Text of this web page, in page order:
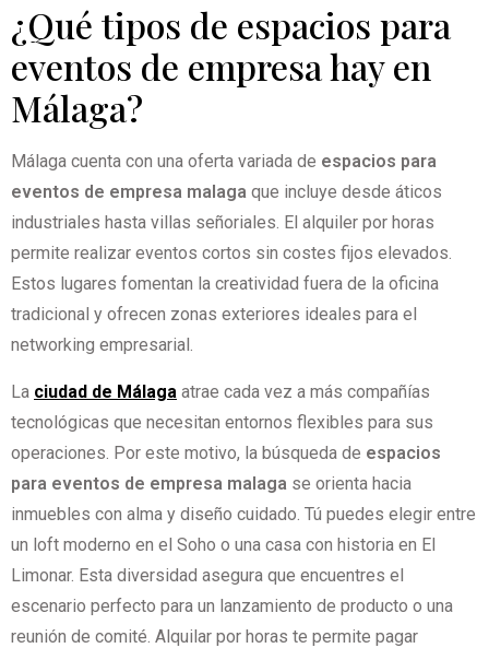
¿Qué tipos de espacios para
eventos de empresa hay en
Málaga?
Málaga cuenta con una oferta variada de espacios para
eventos de empresa malaga que incluye desde áticos
industriales hasta villas señoriales. El alquiler por horas
permite realizar eventos cortos sin costes fijos elevados.
Estos lugares fomentan la creatividad fuera de la oficina
tradicional y ofrecen zonas exteriores ideales para el
networking empresarial.
La ciudad de Málaga atrae cada vez a más compañías
tecnológicas que necesitan entornos flexibles para sus
operaciones. Por este motivo, la búsqueda de espacios
para eventos de empresa malaga se orienta hacia
inmuebles con alma y diseño cuidado. Tú puedes elegir entre
un loft moderno en el Soho o una casa con historia en El
Limonar. Esta diversidad asegura que encuentres el
escenario perfecto para un lanzamiento de producto o una
reunión de comité. Alquilar por horas te permite pagar